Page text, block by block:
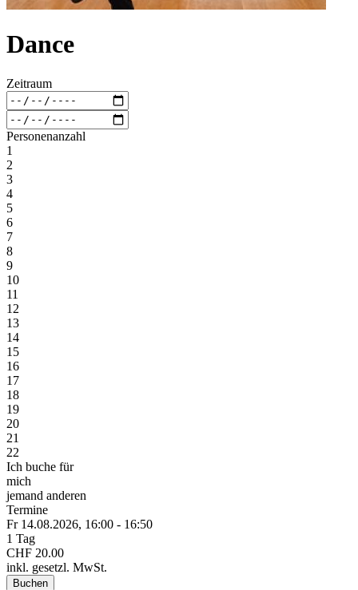
Dance
Zeitraum
Personenanzahl
1
2
3
4
5
6
7
8
9
10
11
12
13
14
15
16
17
18
19
20
21
22
Ich buche für
mich
jemand anderen
Termine
Fr 14.08.2026, 16:00 - 16:50
1 Tag
CHF 20.00
inkl. gesetzl. MwSt.
Buchen